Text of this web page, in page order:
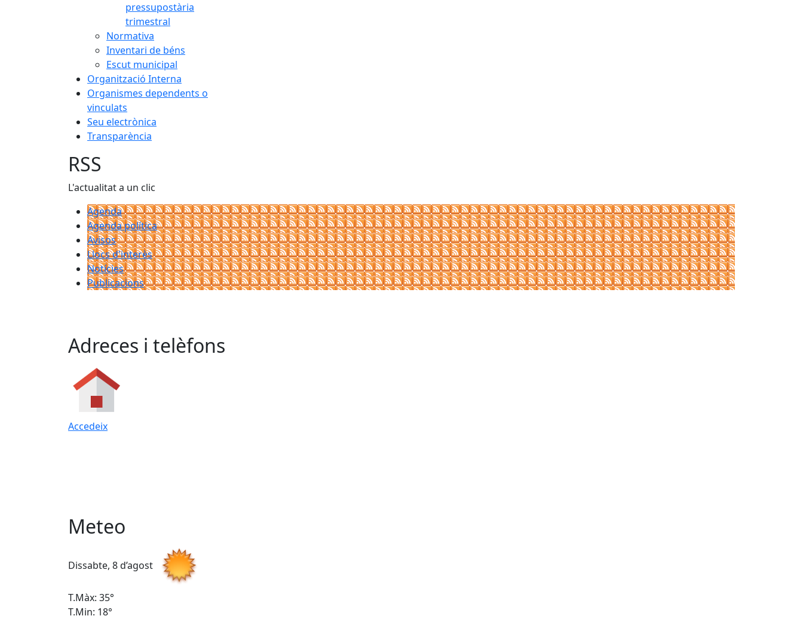
pressupostària
trimestral
Normativa
Inventari de béns
Escut municipal
Organització Interna
Organismes dependents o
vinculats
Seu electrònica
Transparència
RSS
L'actualitat a un clic
Agenda
Agenda política
Avisos
Llocs d'interès
Notícies
Publicacions
Adreces i telèfons
Accedeix
Meteo
Dissabte, 8 d’agost
T.Màx: 35°
T.Min: 18°